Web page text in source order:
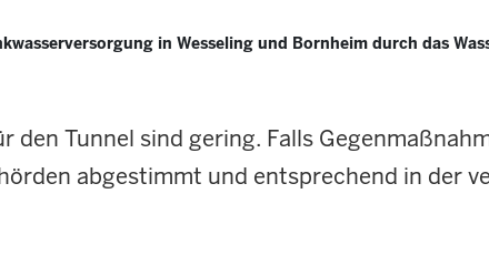
in Wesseling und Bornheim durch das
Tunnel sind gering. Falls
abgestimmt und entsprechend in der